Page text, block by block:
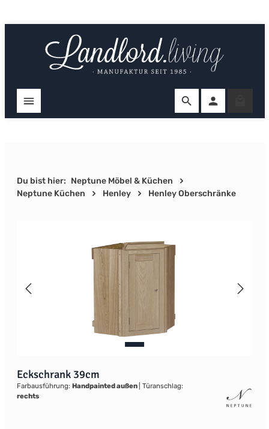
Du bist hier: Neptune Möbel & Küchen
Neptune Küchen
Henley Henley Oberschränke
Eckschrank 39cm
Farbausführung: Handpainted außen Türanschlag:
rechts